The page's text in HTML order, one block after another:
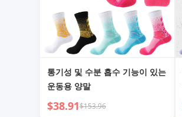
통기성 및 수분 흡수 기능이 있는
운동용 양말
$38.91$153.96